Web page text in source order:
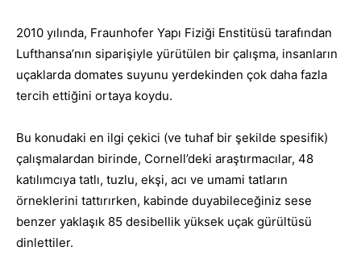
2010 yılında, Fraunhofer Yapı Fiziği Enstitüsü tarafından
Lufthansa’nın siparişiyle yürütülen bir çalışma, insanların
uçaklarda domates suyunu yerdekinden çok daha fazla
tercih ettiğini ortaya koydu.
Bu konudaki en ilgi çekici (ve tuhaf bir şekilde spesifik)
çalışmalardan birinde, Cornell’deki araştırmacılar, 48
katılımcıya tatlı, tuzlu, ekşi, acı ve umami tatların
örneklerini tattırırken, kabinde duyabileceğiniz sese
benzer yaklaşık 85 desibellik yüksek uçak gürültüsü
dinlettiler.